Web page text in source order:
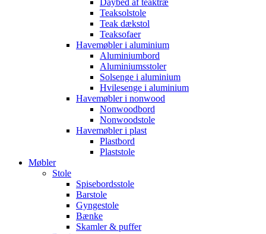
Daybed af teaktræ
Teaksolstole
Teak dækstol
Teaksofaer
Havemøbler i aluminium
Aluminiumbord
Aluminiumsstoler
Solsenge i aluminium
Hvilesenge i aluminium
Havemøbler i nonwood
Nonwoodbord
Nonwoodstole
Havemøbler i plast
Plastbord
Plaststole
Møbler
Stole
Spisebordsstole
Barstole
Gyngestole
Bænke
Skamler & puffer